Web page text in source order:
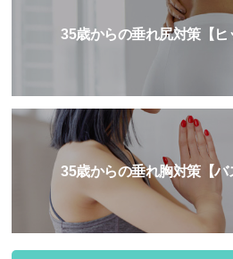
35歳からの垂れ尻対策【
35歳からの垂れ胸対策【